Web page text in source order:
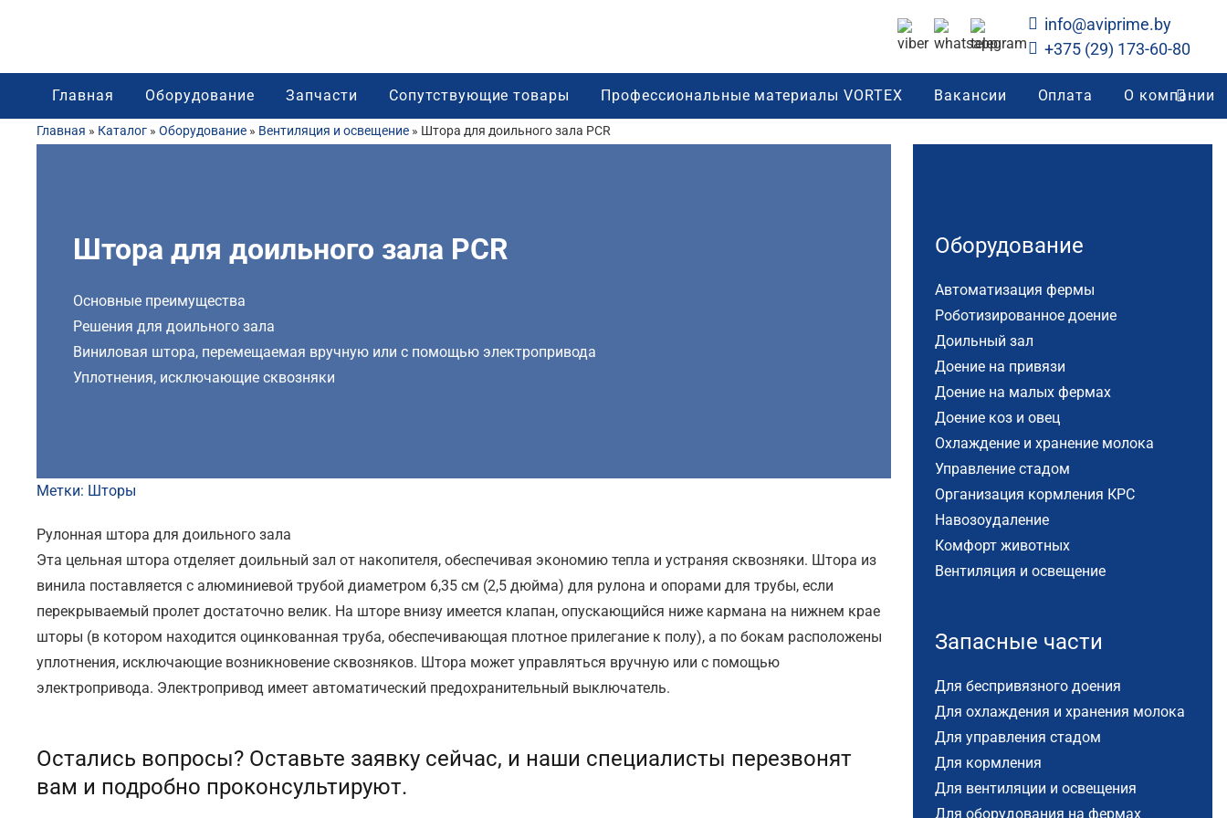
info@aviprime.by
+375 (29) 173-60-80
Главная Оборудование Запчасти Сопутствующие товары Профессиональные материалы VORTEX Вакансии Оплата О компании
Главная » Каталог » Оборудование » Вентиляция и освещение » Штора для доильного зала PCR
Штора для доильного зала PCR
Основные преимущества
Решения для доильного зала
Виниловая штора, перемещаемая вручную или с помощью электропривода
Уплотнения, исключающие сквозняки
Метки: Шторы
Рулонная штора для доильного зала
Эта цельная штора отделяет доильный зал от накопителя, обеспечивая экономию тепла и устраняя сквозняки. Штора из
винила поставляется с алюминиевой трубой диаметром 6,35 см (2,5 дюйма) для рулона и опорами для трубы, если
перекрываемый пролет достаточно велик. На шторе внизу имеется клапан, опускающийся ниже кармана на нижнем крае
шторы (в котором находится оцинкованная труба, обеспечивающая плотное прилегание к полу), а по бокам расположены
уплотнения, исключающие возникновение сквозняков. Штора может управляться вручную или с помощью
электропривода. Электропривод имеет автоматический предохранительный выключатель.
Остались вопросы? Оставьте заявку сейчас, и наши специалисты перезвонят
вам и подробно проконсультируют.
Оборудование
Автоматизация фермы
Роботизированное доение
Доильный зал
Доение на привязи
Доение на малых фермах
Доение коз и овец
Охлаждение и хранение молока
Управление стадом
Организация кормления КРС
Навозоудаление
Комфорт животных
Вентиляция и освещение
Запасные части
Для беспривязного доения
Для охлаждения и хранения молока
Для управления стадом
Для кормления
Для вентиляции и освещения
Для оборудования на фермах